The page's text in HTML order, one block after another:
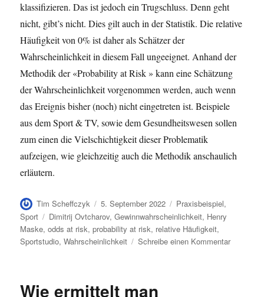
klassifizieren. Das ist jedoch ein Trugschluss. Denn geht
nicht, gibt’s nicht. Dies gilt auch in der Statistik. Die relative
Häufigkeit von 0% ist daher als Schätzer der
Wahrscheinlichkeit in diesem Fall ungeeignet. Anhand der
Methodik der «Probability at Risk » kann eine Schätzung
der Wahrscheinlichkeit vorgenommen werden, auch wenn
das Ereignis bisher (noch) nicht eingetreten ist. Beispiele
aus dem Sport & TV, sowie dem Gesundheitswesen sollen
zum einen die Vielschichtigkeit dieser Problematik
aufzeigen, wie gleichzeitig auch die Methodik anschaulich
erläutern.
Autor
Tim Scheffczyk
Veröffentlicht
am
5. September 2022 Kategorien
Praxisbeispiel,
Sport
Schlagwörter
Dimitrij Ovtcharov,Gewinnwahrscheinlichkeit, Henry
Maske,odds at risk,probability at risk, relative Häufigkeit,
Sportstudio,Wahrscheinlichkeit Schreibe einen Kommentarzu
Wie ermittelt man